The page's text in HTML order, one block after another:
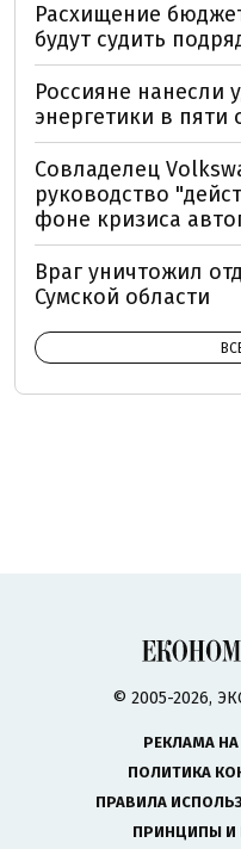
Расхищение
будут судить
Россияне нанесли
энергетики в пяти
Совладелец
руководство
фоне кризиса
Враг уничтожил
Сумской области
© 2005-2026,
РЕКЛАМА НА
ПОЛИТИКА
ПРАВИЛА
ПРИНЦИПЫ И